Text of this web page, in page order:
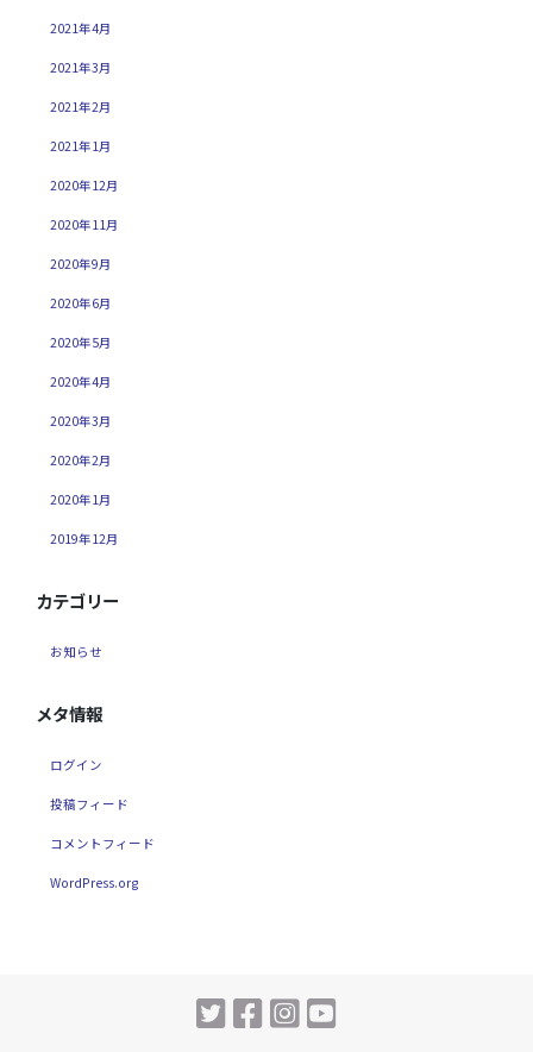
2021年4月
2021年3月
2021年2月
2021年1月
2020年12月
2020年11月
2020年9月
2020年6月
2020年5月
2020年4月
2020年3月
2020年2月
2020年1月
2019年12月
カテゴリー
お知らせ
メタ情報
ログイン
投稿フィード
コメントフィード
WordPress.org